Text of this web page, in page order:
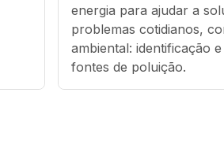
energia para ajudar a
problemas cotidianos,
ambiental: identificação
fontes de poluição.